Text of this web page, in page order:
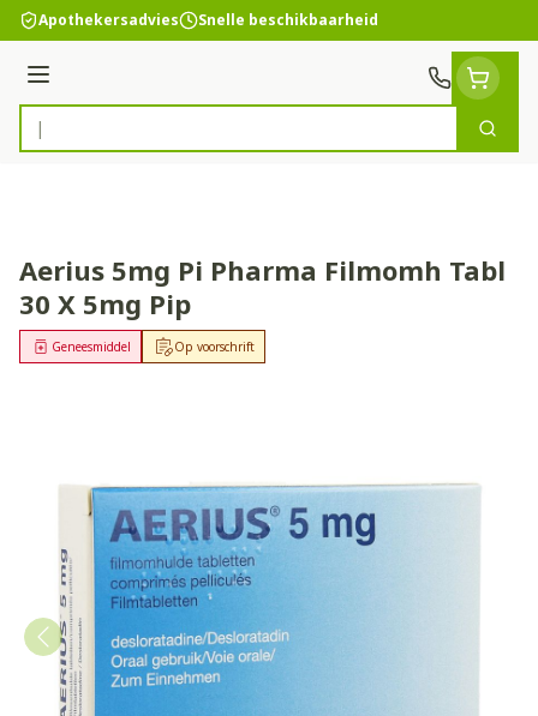
Ga naar de inhoud
Apothekersadvies Snelle beschikbaarheid
Menu
Product, merk, categorie...
Zoek
Aerius 5mg Pi Pharma Filmomh Tabl
30 X 5mg Pip
Op voorschrift
Geneesmiddel